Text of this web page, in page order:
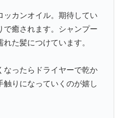
ッカンオイル。期待してい
で癒されます。シャンプー
た髪につけています。
なったらドライヤーで乾か
触りになっていくのが嬉し